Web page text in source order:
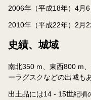
2006年（平成18年）4月
2010年（平成22年）2月
史績、城域
南北350 m、東西800 m
ーラグスクなどの出城も
出土品には14 - 15世紀頃